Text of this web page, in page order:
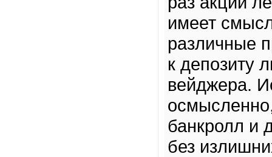
имеет
различные
к депозиту
вейджера.
банкролл и
без